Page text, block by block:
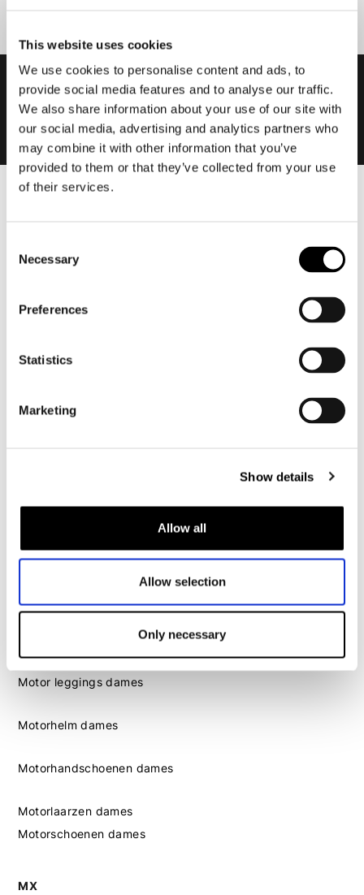
This website uses cookies
We use cookies to personalise content and ads, to
provide social media features and to analyse our traffic.
We also share information about your use of our site with
our social media, advertising and analytics partners who
may combine it with other information that you’ve
provided to them or that they’ve collected from your use
of their services.
Selection
Necessary
Preferences
Statistics
Marketing
Show details
Allow all
Allow selection
Only necessary
Motorjeans heren
Motorbroek dames
Motorjeans dames
Motor leggings dames
Motorhelm dames
Motorhandschoenen dames
Motorlaarzen dames
Motorschoenen dames
MX